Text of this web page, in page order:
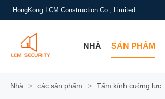
HongKong LCM Construction Co., Limited
NHÀ SẢN PHẨM
Nhà > các sản phẩm > Tấm kính cường lực